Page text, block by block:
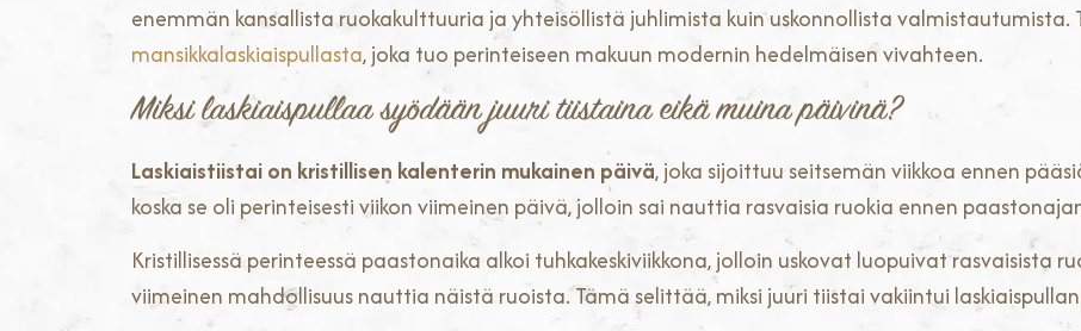
enemmän kansallista ruokakulttuuria ja yhteisöllistä juhlimista kuin uskonnollista
mansikkalaskiaispullasta, joka tuo perinteiseen makuun modernin hedelmäisen vivahteen.
Miksi laskiaispullaa syödään juuri tiistaina eikä muina päivinä?
Laskiaistiistai on kristillisen kalenterin mukainen päivä, joka sijoittuu seitsemän viikkoa ennen
koska se oli perinteisesti viikon viimeinen päivä, jolloin sai nauttia rasvaisia ruokia ennen
Kristillisessä perinteessä paastonaika alkoi tuhkakeskiviikkona, jolloin uskovat luopuivat rasvaisista
viimeinen mahdollisuus nauttia näistä ruoista. Tämä selittää, miksi juuri tiistai vakiintui